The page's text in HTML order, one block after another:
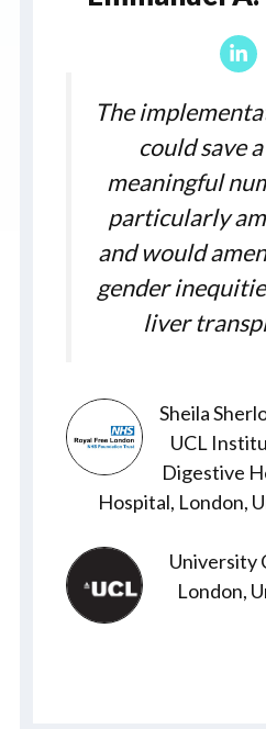
The
could save
meaningful
particularly
and would
gender
liver
Sheila
UCL
Digestive
Hospital, London,
University
London,